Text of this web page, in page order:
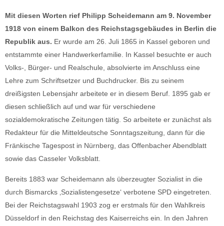
Mit diesen Worten rief Philipp Scheidemann am 9. November
1918 von einem Balkon des Reichstagsgebäudes in Berlin die
Republik aus. Er wurde am 26. Juli 1865 in Kassel geboren und
entstammte einer Handwerkerfamilie. In Kassel besuchte er auch
Volks-, Bürger- und Realschule, absolvierte im Anschluss eine
Lehre zum Schriftsetzer und Buchdrucker. Bis zu seinem
dreißigsten Lebensjahr arbeitete er in diesem Beruf. 1895 gab er
diesen schließlich auf und war für verschiedene
sozialdemokratische Zeitungen tätig. So arbeitete er zunächst als
Redakteur für die Mitteldeutsche Sonntagszeitung, dann für die
Fränkische Tagespost in Nürnberg, das Offenbacher Abendblatt
sowie das Casseler Volksblatt.
Bereits 1883 war Scheidemann als überzeugter Sozialist in die
durch Bismarcks ‚Sozialistengesetze‘ verbotene SPD eingetreten.
Bei der Reichstagswahl 1903 zog er erstmals für den Wahlkreis
Düsseldorf in den Reichstag des Kaiserreichs ein. In den Jahren